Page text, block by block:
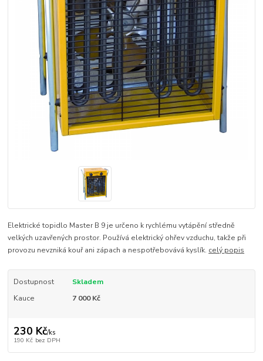
Elektrické topidlo Master B 9 je určeno k rychlému vytápění středně
velkých uzavřených prostor. Používá elektrický ohřev vzduchu, takže při
provozu nevzniká kouř ani zápach a nespotřebovává kyslík. celý popis
Dostupnost
Skladem
Kauce
7 000 Kč
230 Kč/ks
190 Kč bez DPH